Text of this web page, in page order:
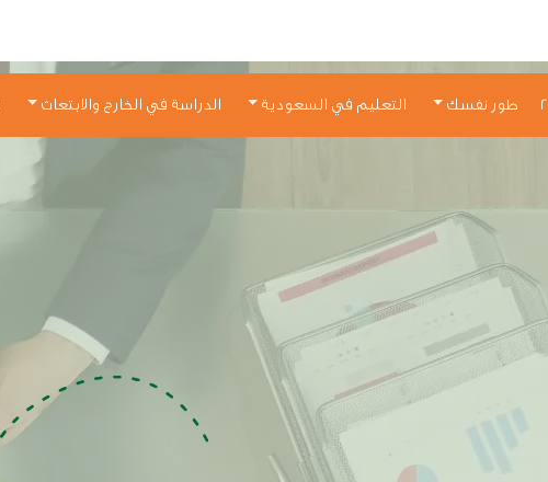
طور نفسك التعليم في السعودية الدراسة في الخارج والابتعاث